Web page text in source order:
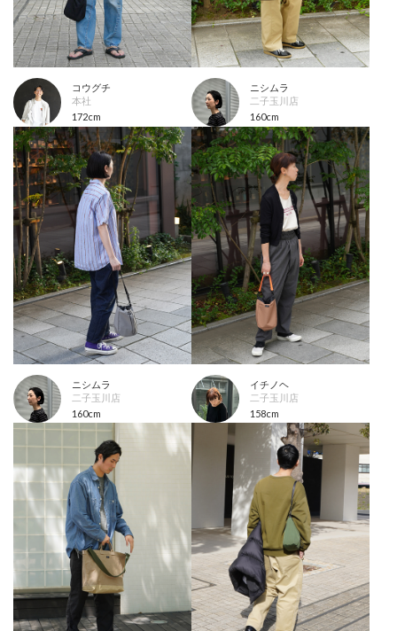
コウグチ
本社
172cm
ニシムラ
二子玉川店
160cm
ニシムラ
二子玉川店
160cm
イチノヘ
二子玉川店
158cm